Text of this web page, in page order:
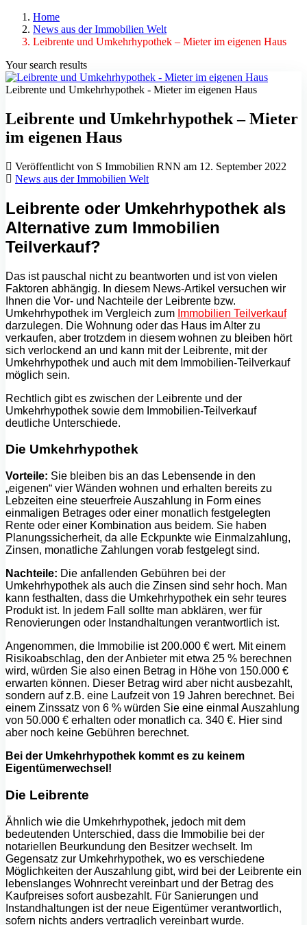
Home
News aus der Immobilien Welt
Leibrente und Umkehrhypothek – Mieter im eigenen Haus
Your search results
Leibrente und Umkehrhypothek - Mieter im eigenen Haus
Leibrente und Umkehrhypothek – Mieter
im eigenen Haus
Veröffentlicht von S Immobilien RNN am 12. September 2022
News aus der Immobilien Welt
Leibrente oder Umkehrhypothek als
Alternative zum Immobilien
Teilverkauf?
Das ist pauschal nicht zu beantworten und ist von vielen
Faktoren abhängig. In diesem News-Artikel versuchen wir
Ihnen die Vor- und Nachteile der Leibrente bzw.
Umkehrhypothek im Vergleich zum Immobilien Teilverkauf
darzulegen. Die Wohnung oder das Haus im Alter zu
verkaufen, aber trotzdem in diesem wohnen zu bleiben hört
sich verlockend an und kann mit der Leibrente, mit der
Umkehrhypothek und auch mit dem Immobilien-Teilverkauf
möglich sein.
Rechtlich gibt es zwischen der Leibrente und der
Umkehrhypothek sowie dem Immobilien-Teilverkauf
deutliche Unterschiede.
Die Umkehrhypothek
Vorteile: Sie bleiben bis an das Lebensende in den
„eigenen“ vier Wänden wohnen und erhalten bereits zu
Lebzeiten eine steuerfreie Auszahlung in Form eines
einmaligen Betrages oder einer monatlich festgelegten
Rente oder einer Kombination aus beidem. Sie haben
Planungssicherheit, da alle Eckpunkte wie Einmalzahlung,
Zinsen, monatliche Zahlungen vorab festgelegt sind.
Nachteile: Die anfallenden Gebühren bei der
Umkehrhypothek als auch die Zinsen sind sehr hoch. Man
kann festhalten, dass die Umkehrhypothek ein sehr teures
Produkt ist. In jedem Fall sollte man abklären, wer für
Renovierungen oder Instandhaltungen verantwortlich ist.
Angenommen, die Immobilie ist 200.000 € wert. Mit einem
Risikoabschlag, den der Anbieter mit etwa 25 % berechnen
wird, würden Sie also einen Betrag in Höhe von 150.000 €
erwarten können. Dieser Betrag wird aber nicht ausbezahlt,
sondern auf z.B. eine Laufzeit von 19 Jahren berechnet. Bei
einem Zinssatz von 6 % würden Sie eine einmal Auszahlung
von 50.000 € erhalten oder monatlich ca. 340 €. Hier sind
aber noch keine Gebühren berechnet.
Bei der Umkehrhypothek kommt es zu keinem
Eigentümerwechsel!
Die Leibrente
Ähnlich wie die Umkehrhypothek, jedoch mit dem
bedeutenden Unterschied, dass die Immobilie bei der
notariellen Beurkundung den Besitzer wechselt. Im
Gegensatz zur Umkehrhypothek, wo es verschiedene
Möglichkeiten der Auszahlung gibt, wird bei der Leibrente ein
lebenslanges Wohnrecht vereinbart und der Betrag des
Kaufpreises sofort ausbezahlt. Für Sanierungen und
Instandhaltungen ist der neue Eigentümer verantwortlich,
sofern nichts anders vertraglich vereinbart wurde.